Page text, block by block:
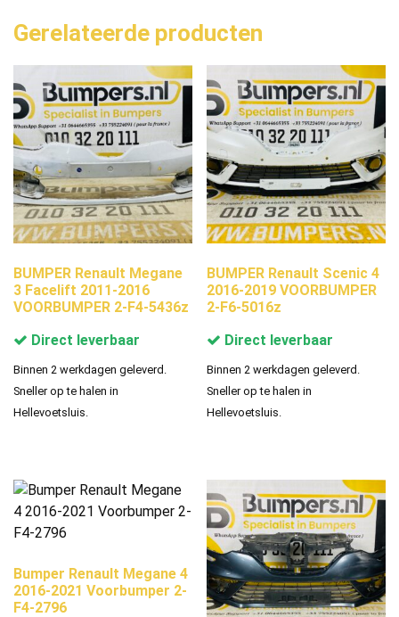
Gerelateerde producten
BUMPER Renault Megane
3 Facelift 2011-2016
VOORBUMPER 2-F4-5436z
Direct leverbaar
Binnen 2 werkdagen geleverd.
Sneller op te halen in
Hellevoetsluis.
BUMPER Renault Scenic 4
2016-2019 VOORBUMPER
2-F6-5016z
Direct leverbaar
Binnen 2 werkdagen geleverd.
Sneller op te halen in
Hellevoetsluis.
Bumper Renault Megane 4
2016-2021 Voorbumper 2-
F4-2796